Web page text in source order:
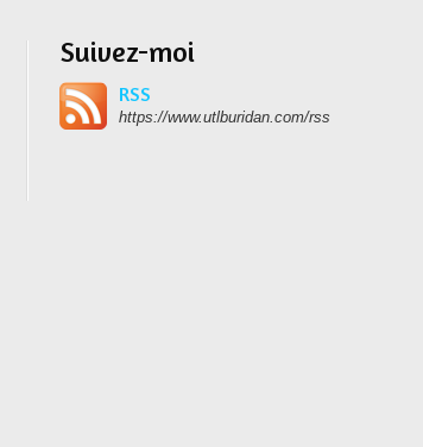
Suivez-moi
RSS
https://www.utlburidan.com/rss